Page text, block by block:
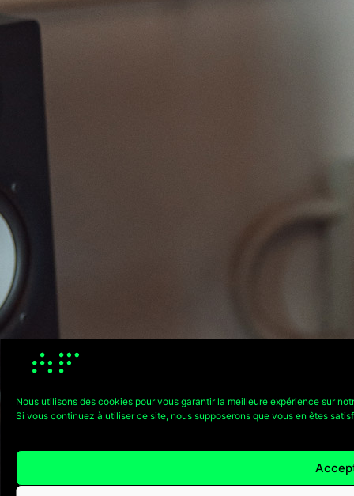
Nous utilisons des cookies pour vous garantir la meilleure expérience sur
Si vous continuez à utiliser ce site, nous supposerons que vous en êtes